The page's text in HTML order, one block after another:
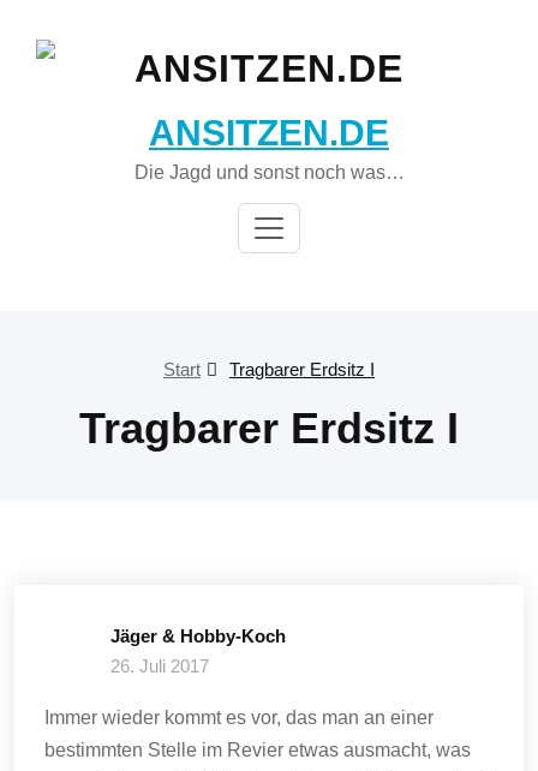
Inhalt
ANSITZEN.DE
Die Jagd und sonst noch was…
Start Tragbarer Erdsitz I
Tragbarer Erdsitz I
Jäger & Hobby-Koch
26. Juli 2017
Immer wieder kommt es vor, das man an einer
bestimmten Stelle im Revier etwas ausmacht, was